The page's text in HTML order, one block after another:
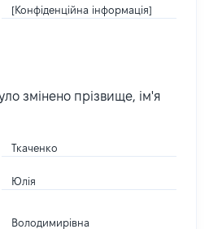
[Конфіденційна інформація]
змінено прізвище, ім'я
Ткаченко
Юлія
Володимирівна